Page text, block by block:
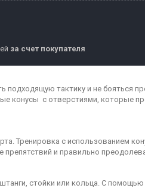
за счет покупателя
подходящую тактику и не бояться
конусы с отверстиями, которые
Тренировка с использованием
и правильно
стойки или кольца. С помощью